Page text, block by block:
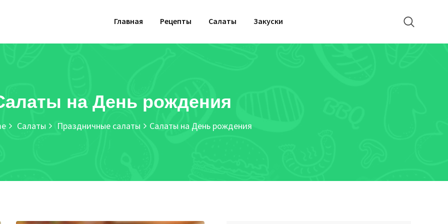
Главная Рецепты Салаты Закуски
на День рождения
Салаты Праздничные салаты Салаты на День рождения